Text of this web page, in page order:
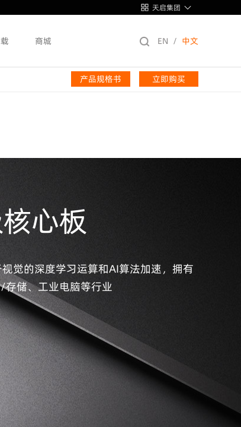
天启集团
商城 EN / 中文
立即购买
产品规格书
心板
觉的深度学习运算和AI算法加速，拥有
存储、工业电脑等行业